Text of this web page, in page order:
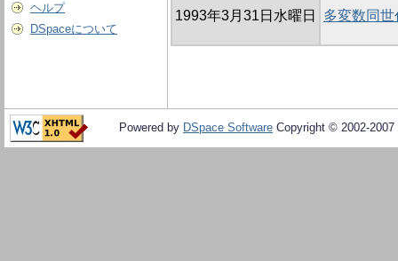
ヘルプ
DSpaceについて
1993年3月31日水曜日 多変数同
Powered by DSpace Software Copyright © 2002-2007